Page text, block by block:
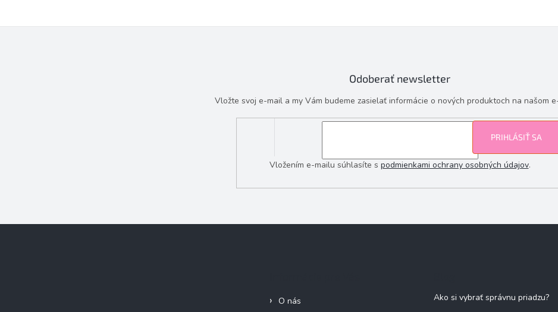
Odoberať newsletter
Vložte svoj e-mail a my Vám budeme zasielať informácie o nových produktoch na našom
Vložením e-mailu súhlasíte s podmienkami ochrany osobných údajov.
PRIHLÁSIŤ SA
O nás Ako si vybrať správnu priadzu?